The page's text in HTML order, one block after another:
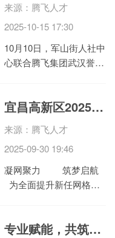
赴人生"第二战场" 。此次
培训由武汉誉腾职校承
办，以帮助退役...
来源：腾飞人才
2025-10-15 17:30
10月10日，军山街人社中
心联合腾飞集团武汉誉腾
课，33名来自辖区各社区
技傍身” 的期待，开启了
为期7天的 “技能充电” 之
旅。这场...
宜昌高新区2025年社会工作者（网格员）岗前培训圆满收官！
来源：腾飞人才
2025-09-30 19:46
凝网聚力 筑梦启航
为全面提升新任网格员
宜昌高新技术产业开发区
专业赋能，共筑安全——腾飞集团武汉誉腾职校定制化安全生产管理培训圆满结束